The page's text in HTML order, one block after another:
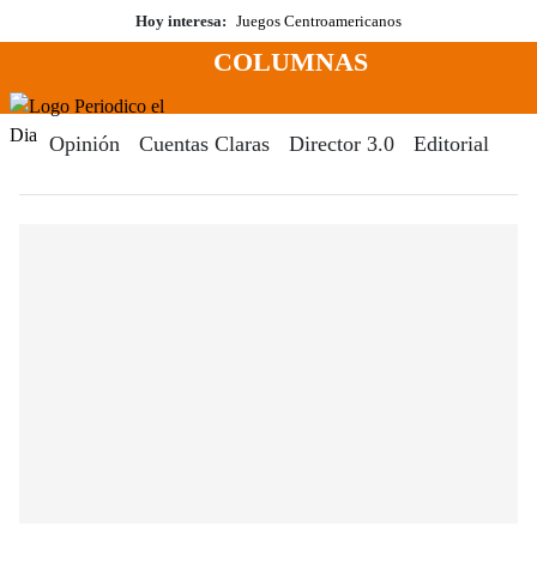
al
Hoy interesa: Juegos Centroamericanos
Menú
COLUMNAS
Opinión Cuentas Claras Director 3.0 Editorial